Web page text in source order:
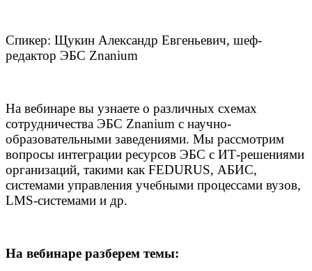
Спикер: Щукин Александр Евгеньевич, шеф-
редактор ЭБС Znanium
На вебинаре вы узнаете о различных схемах
сотрудничества ЭБС Znanium с научно-
образовательными заведениями. Мы рассмотрим
вопросы интеграции ресурсов ЭБС с ИТ-решениями
организаций, такими как FEDURUS, АБИС,
системами управления учебными процессами вузов,
LMS-системами и др.
На вебинаре разберем темы: